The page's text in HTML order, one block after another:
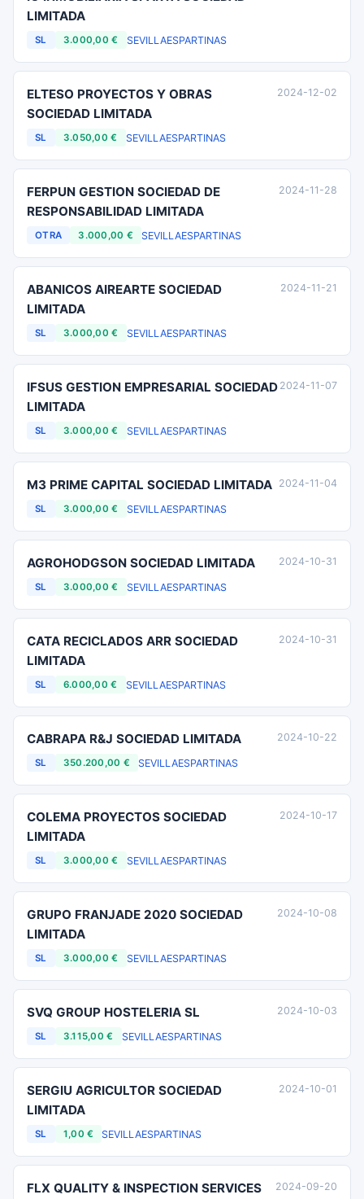
LIMITADA
SL 3.000,00 € SEVILLAESPARTINAS
ELTESO PROYECTOS Y OBRAS
SOCIEDAD LIMITADA
SL 3.050,00 € SEVILLAESPARTINAS
2024-12-02
FERPUN GESTION SOCIEDAD DE
RESPONSABILIDAD LIMITADA
OTRA 3.000,00 € SEVILLAESPARTINAS
2024-11-28
ABANICOS AIREARTE SOCIEDAD
LIMITADA
SL 3.000,00 € SEVILLAESPARTINAS
2024-11-21
IFSUS GESTION EMPRESARIAL SOCIEDAD
LIMITADA
SL 3.000,00 € SEVILLAESPARTINAS
2024-11-07
M3 PRIME CAPITAL SOCIEDAD LIMITADA
SL 3.000,00 € SEVILLAESPARTINAS
2024-11-04
AGROHODGSON SOCIEDAD LIMITADA
SL 3.000,00 € SEVILLAESPARTINAS
2024-10-31
CATA RECICLADOS ARR SOCIEDAD
LIMITADA
SL 6.000,00 € SEVILLAESPARTINAS
2024-10-31
CABRAPA R&J SOCIEDAD LIMITADA
SL 350.200,00 € SEVILLAESPARTINAS
2024-10-22
COLEMA PROYECTOS SOCIEDAD
LIMITADA
SL 3.000,00 € SEVILLAESPARTINAS
2024-10-17
GRUPO FRANJADE 2020 SOCIEDAD
LIMITADA
SL 3.000,00 € SEVILLAESPARTINAS
2024-10-08
SVQ GROUP HOSTELERIA SL
SL 3.115,00 € SEVILLAESPARTINAS
2024-10-03
SERGIU AGRICULTOR SOCIEDAD
LIMITADA
SL 1,00 € SEVILLAESPARTINAS
2024-10-01
FLX QUALITY & INSPECTION SERVICES
2024-09-20